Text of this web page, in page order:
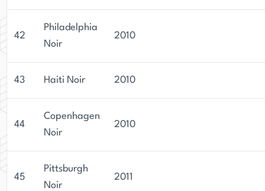
42
Philadelphia
Noir
2010
43 Haiti Noir 2010
44
Copenhagen
Noir
2010
45
Pittsburgh
Noir
2011